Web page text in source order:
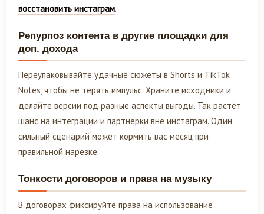
восстановить инстаграм.
Репурпоз контента в другие площадки для
доп. дохода
Переупаковывайте удачные сюжеты в Shorts и TikTok
Notes, чтобы не терять импульс. Храните исходники и
делайте версии под разные аспекты выгоды. Так растёт
шанс на интеграции и партнёрки вне инстаграм. Один
сильный сценарий может кормить вас месяц при
правильной нарезке.
Тонкости договоров и права на музыку
В договорах фиксируйте права на использование